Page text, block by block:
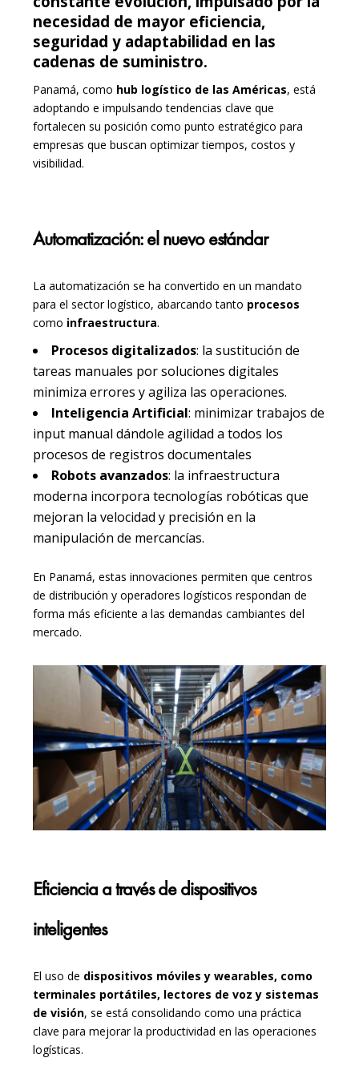
necesidad de mayor eficiencia,
seguridad y adaptabilidad en las
cadenas de suministro.
Panamá, como hub logístico de las Américas, está
adoptando e impulsando tendencias clave que
fortalecen su posición como punto estratégico para
empresas que buscan optimizar tiempos, costos y
visibilidad.
Automatización: el nuevo estándar
La automatización se ha convertido en un mandato
para el sector logístico, abarcando tanto procesos
como infraestructura.
Procesos digitalizados: la sustitución de
tareas manuales por soluciones digitales
minimiza errores y agiliza las operaciones.
Inteligencia Artificial: minimizar trabajos de
input manual dándole agilidad a todos los
procesos de registros documentales
Robots avanzados: la infraestructura
moderna incorpora tecnologías robóticas que
mejoran la velocidad y precisión en la
manipulación de mercancías.
En Panamá, estas innovaciones permiten que centros
de distribución y operadores logísticos respondan de
forma más eficiente a las demandas cambiantes del
mercado.
Eficiencia a través de dispositivos
inteligentes
El uso de dispositivos móviles y wearables, como
terminales portátiles, lectores de voz y sistemas
de visión, se está consolidando como una práctica
clave para mejorar la productividad en las operaciones
logísticas.